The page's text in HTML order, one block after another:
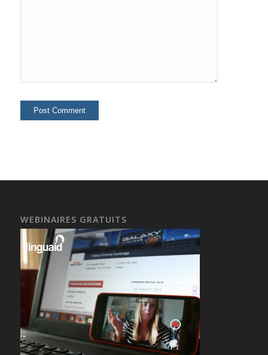
WEBINAIRES GRATUITS